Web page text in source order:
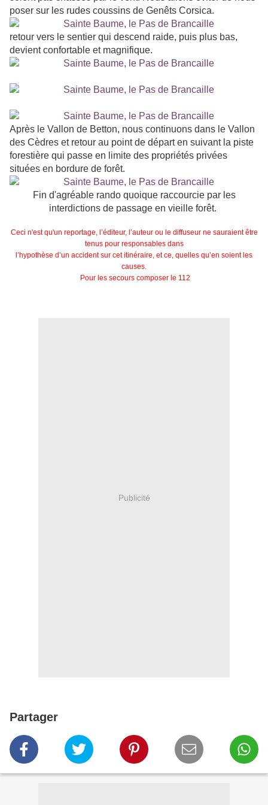
poser sur les rudes coussins de Genêts Corsica.
retour vers le sentier qui descend raide, puis plus bas,
devient confortable et magnifique.
Après le Vallon de Betton, nous continuons dans le Vallon
des Cèdres et retour au point de départ en suivant la piste
forestière qui passe en limite des propriétés privées
situées en bordure de forêt.
Fin d'agréable rando quoique raccourcie par les
interdictions de passage en vieille forêt.
Ceci n'est qu'un reportage, l’éditeur, l’auteur ou le diffuseur ne sauraient être
tenus pour responsables dans
l’hypothèse d’un accident sur cet itinéraire, et ce, quelles qu’en soient les
causes.
Pour les secours composer le 112
Publicité
Partager